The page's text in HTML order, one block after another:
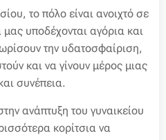
το πόλο είναι ανοιχτό σε
υποδέχονται αγόρια και
την υδατοσφαίριση,
και να γίνουν μέρος μιας
συνέπεια.
ανάπτυξη του γυναικείου
κορίτσια να